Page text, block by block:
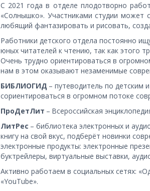
С 2021 года в отделе плодотворно
«Солнышко». Участниками студии может
любящий фантазировать и рисовать,
Работники детского отдела постоянно
юных читателей к чтению, так как этого
Очень трудно ориентироваться в
нам в этом оказывают незаменимые
БИБЛИОГИД – путеводитель по детским
сориентироваться в огромном потоке
ПроДетЛит – Всероссийская
ЛитРес – библиотека электронных и
книгу на свой вкус, подберёт новинки
электронные продукты: электронные
буктрейлеры, виртуальные выставки,
Активно работаем в социальных сетях:
«YouTube».